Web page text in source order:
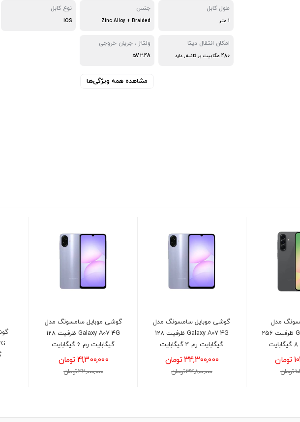
طول کابل
1 متر
جنس
Zinc Alloy + Braided
نوع کابل
IOS
امکان انتقال دیتا
480 مگابیت بر ثانیه, دارد
ولتاژ ، جریان خروجی
5V 2.4A
مشاهده همه ویژگی‌ها
مدل
Galaxy A56 5G ظرفیت 256
گوشی موبايل سامسونگ مدل
Galaxy A07 4G ظرفیت 128
گیگابایت رم 4 گیگابایت
34,300,000 تومان
34,800,000 تومان
گوشی موبايل سامسونگ مدل
Galaxy A07 4G ظرفیت 128
گیگابایت رم 6 گیگابایت
41,300,000 تومان
42,000,000 تومان